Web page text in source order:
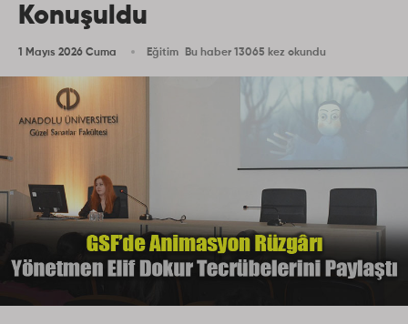
Konuşuldu
1 Mayıs 2026 Cuma Eğitim Bu haber 13065 kez okundu